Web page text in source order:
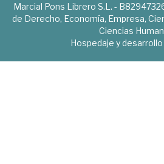
Marcial Pons Librero S.L. -
de Derecho, Economía, Empresa,
Ciencias
Hospedaje y desarrollo